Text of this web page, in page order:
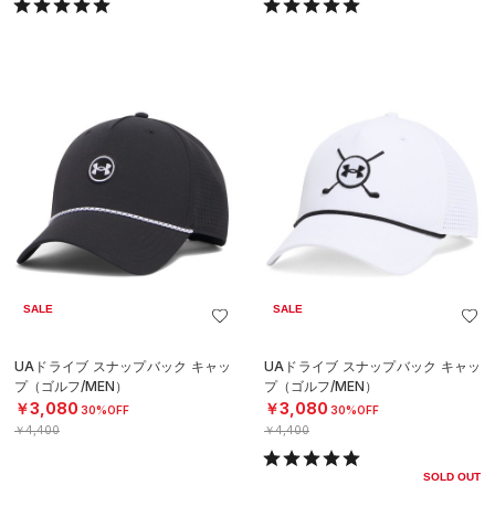
SALE
UAドライブ スナップバック キャッ
プ（ゴルフ/MEN）
￥3,080 30%OFF
￥4,400
SALE
UAドライブ スナップバック キャッ
プ（ゴルフ/MEN）
￥3,080 30%OFF
￥4,400
SOLD OUT